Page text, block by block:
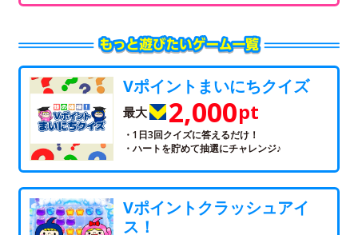
Vポイントまいにちクイズ
最大 2,000pt
・1日3回クイズに答えるだけ！
・ハートを貯めて抽選にチャレンジ♪
Vポイントクラッシュアイ
ス！